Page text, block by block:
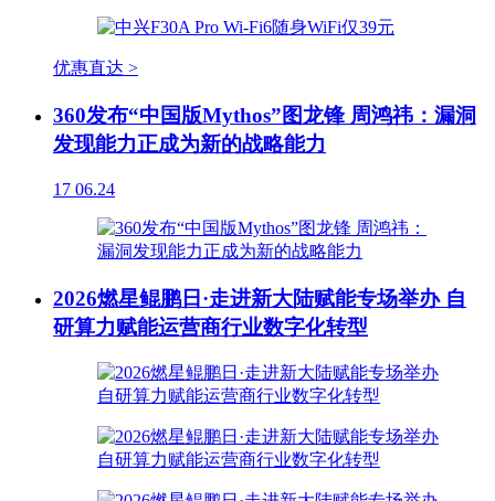
优惠直达 >
360发布“中国版Mythos”图龙锋 周鸿祎：漏洞
发现能力正成为新的战略能力
17 06.24
2026燃星鲲鹏日·走进新大陆赋能专场举办 自
研算力赋能运营商行业数字化转型